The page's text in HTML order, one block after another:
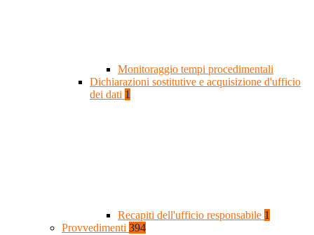
Monitoraggio tempi procedimentali
Dichiarazioni sostitutive e acquisizione d'ufficio
dei dati 1
Recapiti dell'ufficio responsabile 1
Provvedimenti 394